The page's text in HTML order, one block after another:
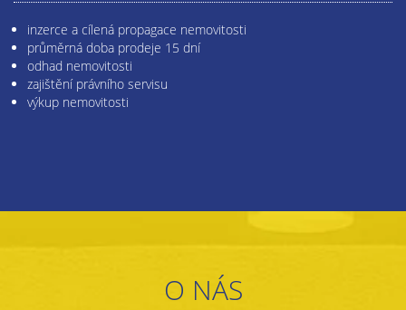
inzerce a cílená propagace nemovitosti
průměrná doba prodeje 15 dní
odhad nemovitosti
zajištění právního servisu
výkup nemovitosti
O NÁS